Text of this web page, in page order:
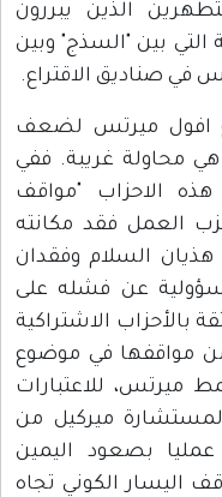
الذين يبررون
التي بين "السذج" وبين
في صناديق الاقتراع.
افول ميرتس لضعف
هي محاولة غريبة. ففي
الاحزاب "مواقف
العمل فقد مكانته
السلام وفقدان
عن فشله على
بالأحزاب الاشتراكية
من مواقفها في موضوع
ميرتس، للاعتبارات
ميركيل من
بصعود اليمين
عندما تبنت في 2015 موقف اليسار الكوني تجاه